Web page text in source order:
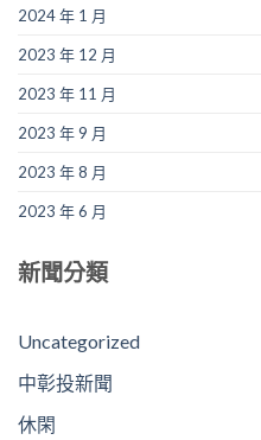
2024 年 1 月
2023 年 12 月
2023 年 11 月
2023 年 9 月
2023 年 8 月
2023 年 6 月
新聞分類
Uncategorized
中彰投新聞
休閑